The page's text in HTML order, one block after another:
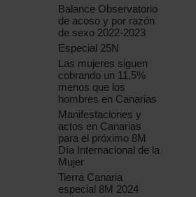
Balance Observatorio
de acoso y por razón
de sexo 2022-2023
Especial 25N
Las mujeres siguen
cobrando un 11,5%
menos que los
hombres en Canarias
Manifestaciones y
actos en Canarias
para el próximo 8M
Día Internacional de la
Mujer
Tierra Canaria
especial 8M 2024